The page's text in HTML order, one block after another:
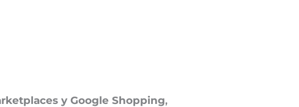
y Google Shopping,